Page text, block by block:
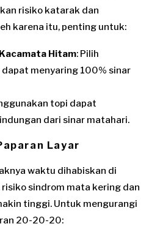
risiko katarak dan
karena itu, penting untuk:
Hitam: Pilih
menyaring 100% sinar
topi dapat
dari sinar matahari.
Layar
waktu dihabiskan di
sindrom mata kering dan
tinggi. Untuk mengurangi
20-20-20: